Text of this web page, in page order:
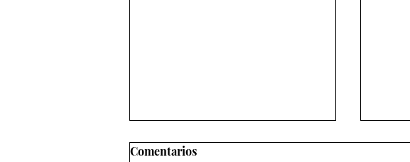
Comentarios